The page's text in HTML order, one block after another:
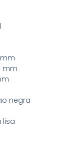
mm
negra
lisa